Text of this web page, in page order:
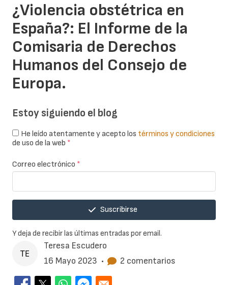
Teresa Escudero
16 Mayo 2023 • 2 comentarios
¿Violencia obstétrica en
España?: El Informe de la
Comisaria de Derechos
Humanos del Consejo de
Europa.
Estoy siguiendo el blog
He leído atentamente y acepto los términos y condiciones
de uso de la web *
Correo electrónico *
Suscribirse
Y deja de recibir las últimas entradas por email.